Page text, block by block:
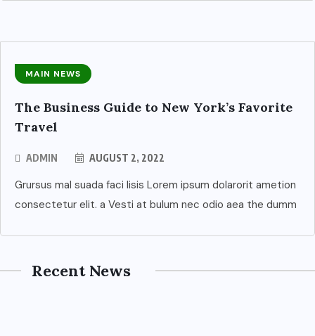
MAIN NEWS
The Business Guide to New York’s Favorite
Travel
ADMIN AUGUST 2, 2022
Grursus mal suada faci lisis Lorem ipsum dolarorit ametion
consectetur elit. a Vesti at bulum nec odio aea the dumm
Recent News
Regras da Roleta: Tudo o que
AUGUST 8, 2026
NEWS
AUGUST 8, 2026
NEWS
AUGUST 8, 2026